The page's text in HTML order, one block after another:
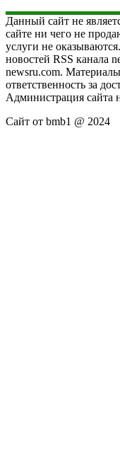
Данный сайт не
сайте ни чего не
услуги не
новостей RSS канала
newsru.com.
ответственность за
Администрация сайта
Сайт от bmb1 @ 2024